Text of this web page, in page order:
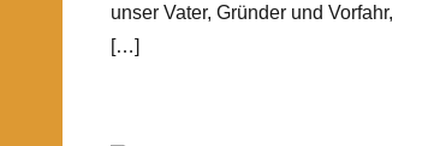
unser Vater, Gründer und Vorfahr,
[…]